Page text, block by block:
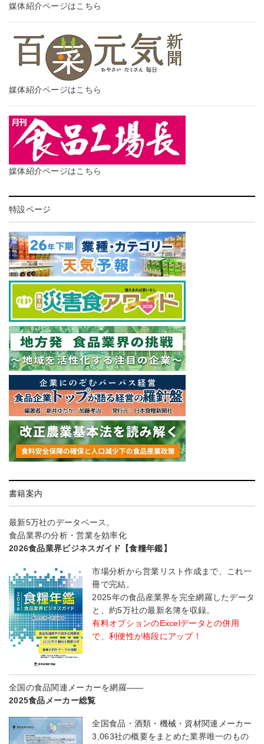
媒体紹介ページはこちら
媒体紹介ページはこちら
媒体紹介ページはこちら
特設ページ
書籍案内
最新5万社のデータベース。
食品業界の分析・営業を効率化
2026食品業界ビジネスガイド【食糧年鑑】
市場分析から営業リスト作成まで、これ一
冊で完結。
2025年の食品産業界を完全網羅したデータ
と、約5万社の最新名簿を収録。
有料オプションのExcelデータとの併用
で、利便性が格段にアップ！
全国の食品関連メーカーを網羅――
2025食品メーカー総覧
全国食品・酒類・機械・資材関連メーカー
3,063社の概要をまとめた業界唯一のもの